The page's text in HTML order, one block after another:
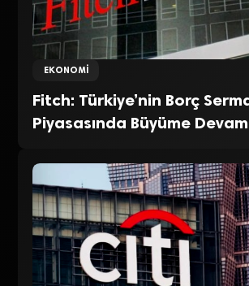
EKONOMI
Fitch: Türkiye’nin Borç
Piyasasında Büyüme